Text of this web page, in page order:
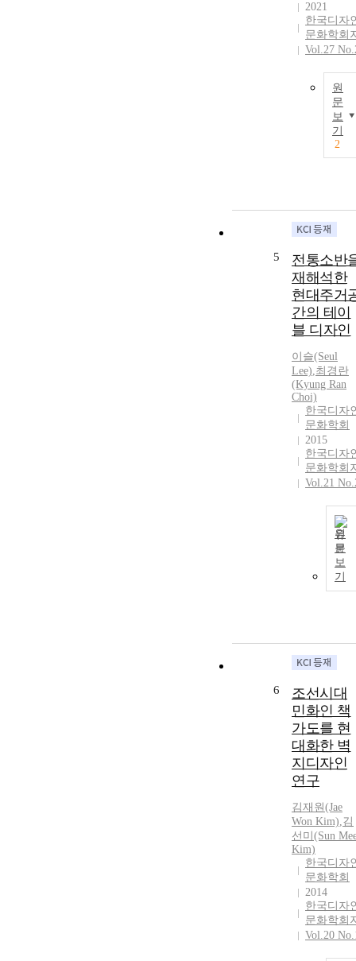
2021
한국디자
문화학회
Vol.27
원
문
보
기
2
5
전통소반
재해석한
현대주거
간의 테이
블 디자인
이슬(Seul
Lee),최경란
(Kyung Ran
Choi)
한국디자
문화학회
2015
한국디자
문화학회
Vol.21
원
문
보
기
6
조선시대
민화인 책
가도를 현
대화한 벽
지디자인
연구
김재원(Jae
Won Kim),김
선미(Sun
Kim)
한국디자
문화학회
2014
한국디자
문화학회
Vol.20